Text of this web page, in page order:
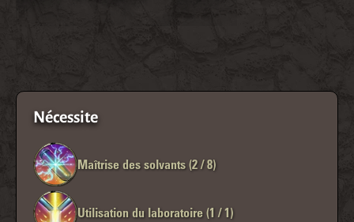
Nécessite
Maîtrise des solvants (2 / 8)
Utilisation du laboratoire (1 / 1)